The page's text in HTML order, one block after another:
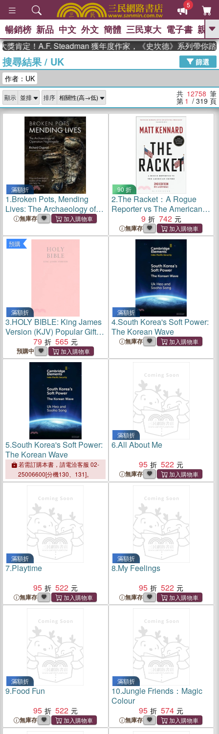
5
GO
高希均教授回憶錄
、 The Odyssey 、 父親節 、 如果歷
獎 臺灣漫遊錄 、 方念華 、 台灣的李
登輝時代
數學女孩：黎曼猜想 、
偉大的迷走神經
暢銷榜 新品 中文 外文 簡體 三民東大 電子書 親子
！A.F. Steadman 獲年度作家，《史坎德》系列帶你踏上熱
搜尋結果/ UK
篩選
作者：UK
顯示 排序 共 12758 筆
第 1 / 319 頁
滿額折
1.Broken Pots, Mending
Lives: The Archaeology of
Operation Nightingale
無庫存
90 折
2.The Racket：A Rogue
Reporter vs The American
9 742
無庫存
預購
滿額折
3.HOLY BIBLE: King James
Version (KJV) Popular Gift &
Award Pink Leatherette
Edition
79 565
預購中
滿額折
4.South Korea's Soft Power:
The Korean Wave
無庫存
5.South Korea's Soft Power:
The Korean Wave
若需訂購本書，請電洽客服 02-
25006600[分機130、131]。
滿額折
6.All About Me
95
522
無庫存
滿額折
7.Playtime
95
522
無庫存
滿額折
8.My Feelings
95
522
無庫存
滿額折
9.Food Fun
95
522
無庫存
滿額折
10.Jungle Friends：Magic
Colour
95
574
無庫存